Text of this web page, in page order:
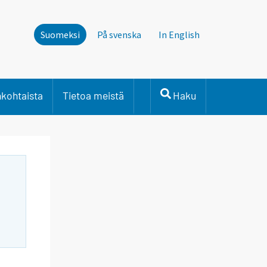
Suomeksi På svenska In English
Tietoa meistä Haku